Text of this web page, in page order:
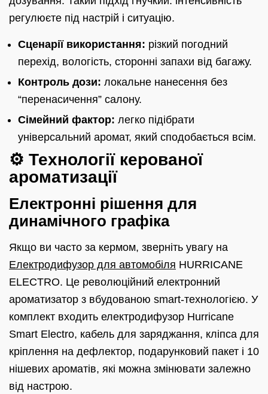
регулюєте під настрій і ситуацію.
Сценарії використання: різкий погодний
перехід, вологість, сторонні запахи від багажу.
Контроль дози: локальне нанесення без
“перенасичення” салону.
Сімейний фактор: легко підібрати
універсальний аромат, який сподобається всім.
⚙️ Технології керованої
ароматизації
Електронні рішення для
динамічного графіка
Якщо ви часто за кермом, зверніть увагу на
Електродифузор для автомобіля HURRICANE
ELECTRO. Це революційний електронний
ароматизатор з вбудованою smart-технологією. У
комплект входить електродифузор Hurricane
Smart Electro, кабель для заряджання, кліпса для
кріплення на дефлектор, подарунковий пакет і 10
нішевих ароматів, які можна змінювати залежно
від настрою.